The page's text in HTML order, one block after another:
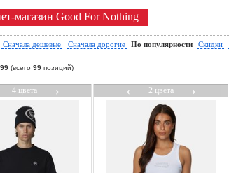
магазин Good For Nothing
Сначала дешевые Сначала дорогие По популярности Скидки
99 (всего 99 позиций)
4 цвета→ ←2 цвета→